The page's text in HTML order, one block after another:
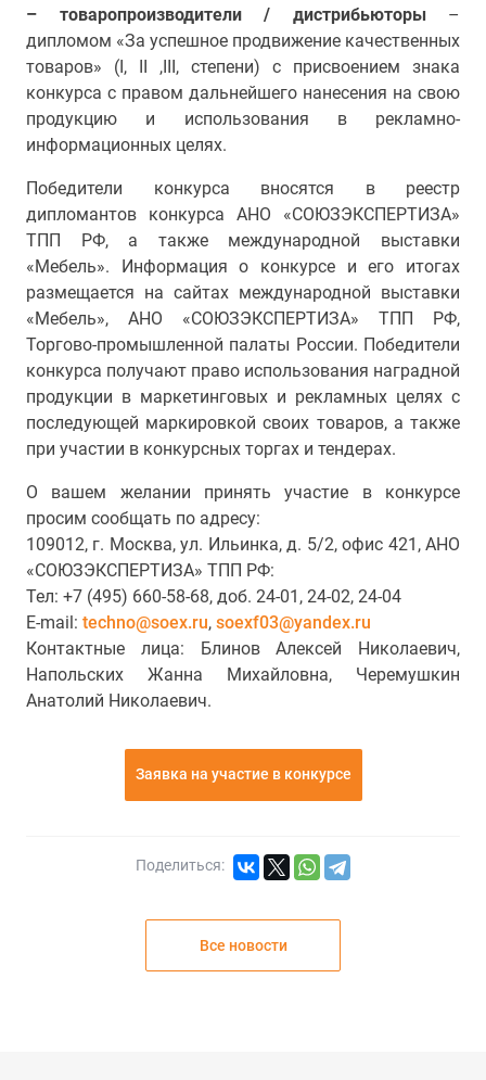
– товаропроизводители / дистрибьюторы–
дипломом «За успешное продвижение качественных
товаров» (I, II ,III, степени) с присвоением знака
конкурса с правом дальнейшего нанесения на свою
продукцию и использования в рекламно-
информационных целях.
Победители конкурса вносятся в реестр
дипломантов конкурса АНО «СОЮЗЭКСПЕРТИЗА»
ТПП РФ, а также международной выставки
«Мебель». Информация о конкурсе и его итогах
размещается на сайтах международной выставки
«Мебель», АНО «СОЮЗЭКСПЕРТИЗА» ТПП РФ,
Торгово-промышленной палаты России. Победители
конкурса получают право использования наградной
продукции в маркетинговых и рекламных целях с
последующей маркировкой своих товаров, а также
при участии в конкурсных торгах и тендерах.
О вашем желании принять участие в конкурсе
просим сообщать по адресу:
109012, г. Москва, ул. Ильинка, д. 5/2, офис 421, АНО
«СОЮЗЭКСПЕРТИЗА» ТПП РФ:
Тел: +7 (495) 660-58-68, доб. 24-01, 24-02, 24-04
E-mail: techno@soex.ru, soexf03@yandex.ru
Контактные лица: Блинов Алексей Николаевич,
Напольских Жанна Михайловна, Черемушкин
Анатолий Николаевич.
Заявка на участие в конкурсе
Поделиться:
Все новости